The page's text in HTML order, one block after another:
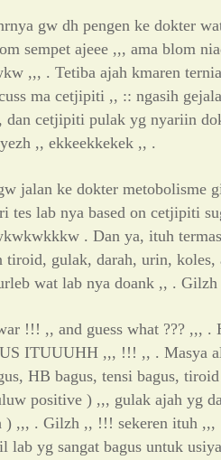
gw dh pengen ke dokter
sempet ajeee ,,, ama blom
,,, . Tetiba ajah kmaren
ma cetjipiti ,, :: ngasih
dan cetjipiti pulak yg nyariin
,, ekkeekkekek ,, .
jalan ke dokter metobolisme
tes lab nya based on cetjipiti
. Dan ya, ituh
tiroid, gulak, darah, urin,
wat lab nya doank ,, .
!!! ,, and guess what ??? ,,, .
ITUUUHH ,,, !!! ,, . Masya
HB bagus, tensi bagus,
positive ) ,,, gulak ajah yg
) ,,, . Gilzh ,, !!! sekeren ituh ,,,
lab yg sangat bagus untuk